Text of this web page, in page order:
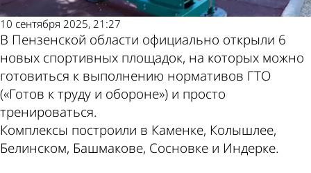
10 сентября 2025, 21:27
В Пензенской области официально открыли 6
новых спортивных площадок, на которых можно
готовиться к выполнению нормативов ГТО
(«Готов к труду и обороне») и просто
тренироваться.
Комплексы построили в Каменке, Колышлее,
Белинском, Башмакове, Сосновке и Индерке.